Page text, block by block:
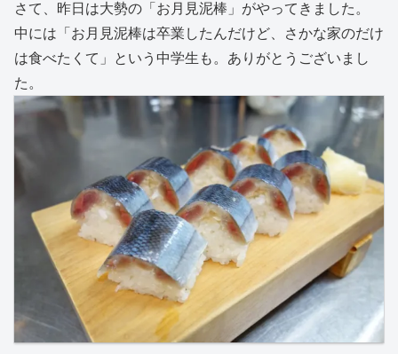
さて、昨日は大勢の「お月見泥棒」がやってきました。
中には「お月見泥棒は卒業したんだけど、さかな家のだけ
は食べたくて」という中学生も。ありがとうございまし
た。